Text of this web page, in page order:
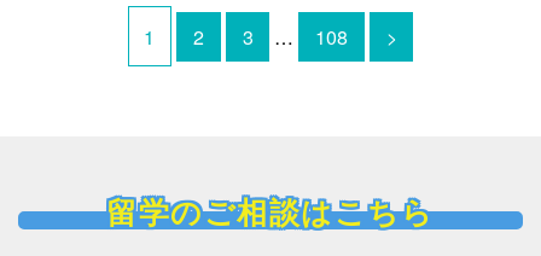
1 2 3 … 108 >
留学のご相談はこちら